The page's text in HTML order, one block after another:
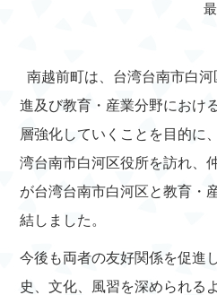
南越前町は、台湾台南市白
進及び教育・産業分野におけ
層強化していくことを目的に
湾台南市白河区役所を訪れ、
が台湾台南市白河区と教育・
結しました。
今後も両者の友好関係を促進
史、文化、風習を深められる